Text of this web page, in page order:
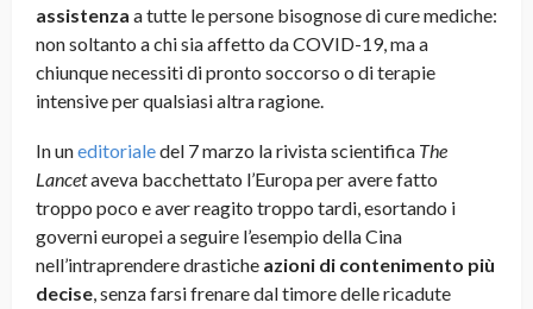
assistenza a tutte le persone bisognose di cure mediche:
non soltanto a chi sia affetto da COVID-19, ma a
chiunque necessiti di pronto soccorso o di terapie
intensive per qualsiasi altra ragione.
In uneditorialedel 7 marzo la rivista scientifica The
Lancetaveva bacchettato l’Europa per avere fatto
troppo poco e aver reagito troppo tardi, esortando i
governi europei a seguire l’esempio della Cina
nell’intraprendere drastiche azioni di contenimento più
decise, senza farsi frenare dal timore delle ricadute